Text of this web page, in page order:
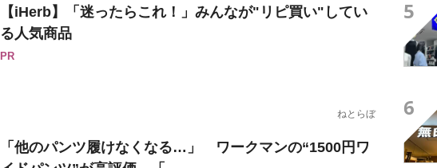
【iHerb】「迷ったらこれ！」みんなが"リピ買い"してい
る人気商品
PR
ねとらぼ
「他のパンツ履けなくなる…」 ワークマンの“1500円ワ
5
6